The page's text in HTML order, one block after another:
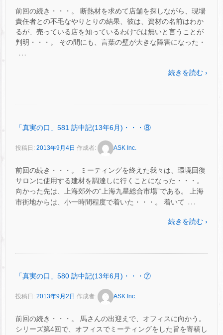
前回の続き・・・。 断熱材を求めて店舗を探しながら、現場
責任者との不毛なやりとりの結果、彼は、資材の名前はわか
るが、売っている店を知っているわけでは無いと言うことが
判明・・・。 その間にも、言葉の壁が大きな障害になった・
…
続きを読む ›
「真実の口」581 訪中記(13年6月)・・・⑧
投稿日: 2013年9月4日 作成者: ASK Inc.
前回の続き・・・。 ミーティングを終えた我々は、環境回復
サロンに使用する建材を調達しに行くことになった・・・。
向かった先は、上海郊外の“上海九星総合市場”である。 上海
市街地からは、小一時間程度で着いた・・・。 着いて …
続きを読む ›
「真実の口」580 訪中記(13年6月)・・・⑦
投稿日: 2013年9月2日 作成者: ASK Inc.
前回の続き・・・。 馬さんの出迎えで、オフィスに向かう。
シリーズ第4回で、オフィスでミーティングをした旨を寄稿し